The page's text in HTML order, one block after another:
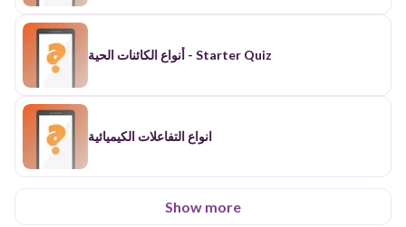
أنواع الكائنات الحية - Starter Quiz
انواع التفاعلات الكيميائية
Show more